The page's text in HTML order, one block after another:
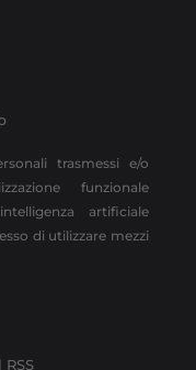
trasmessi e/o
funzionale
artificiale
di utilizzare mezzi
RSS